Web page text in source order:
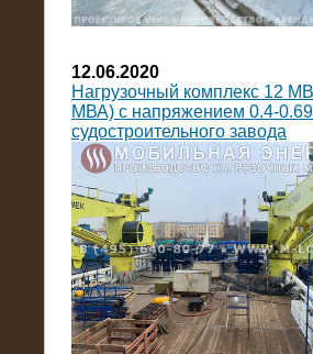
12.06.2020
Нагрузочный комплекс 12
МВА) с напряжением 0.4-
судостроительного завода